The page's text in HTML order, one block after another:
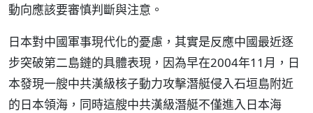
動向應該要審慎判斷與注意。
日本對中國軍事現代化的憂慮，其實是反應中國最近逐
步突破第二島鏈的具體表現，因為早在2004年11月，日
本發現一艘中共漢級核子動力攻擊潛艇侵入石垣島附近
的日本領海，同時這艘中共漢級潛艇不僅進入日本海